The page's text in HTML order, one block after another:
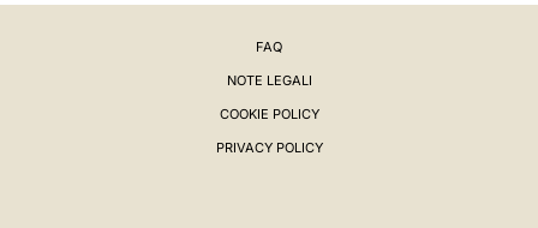
FAQ
NOTE LEGALI
COOKIE POLICY
PRIVACY POLICY